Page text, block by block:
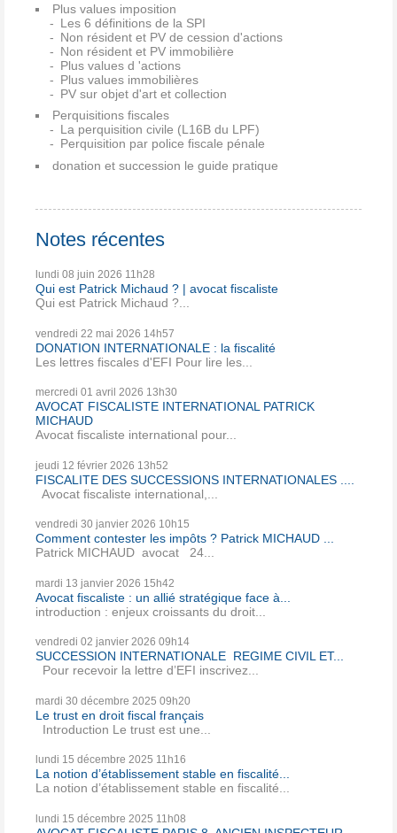
Plus values imposition
Les 6 définitions de la SPI
Non résident et PV de cession d'actions
Non résident et PV immobilière
Plus values d 'actions
Plus values immobilières
PV sur objet d'art et collection
Perquisitions fiscales
La perquisition civile (L16B du LPF)
Perquisition par police fiscale pénale
donation et succession le guide pratique
Notes récentes
lundi 08 juin 2026 11h28
Qui est Patrick Michaud ? | avocat fiscaliste
Qui est Patrick Michaud ?...
vendredi 22 mai 2026 14h57
DONATION INTERNATIONALE : la fiscalité
Les lettres fiscales d'EFI Pour lire les...
mercredi 01 avril 2026 13h30
AVOCAT FISCALISTE INTERNATIONAL PATRICK
MICHAUD
Avocat fiscaliste international pour...
jeudi 12 février 2026 13h52
FISCALITE DES SUCCESSIONS INTERNATIONALES ....
Avocat fiscaliste international,...
vendredi 30 janvier 2026 10h15
Comment contester les impôts ? Patrick MICHAUD ...
Patrick MICHAUD avocat 24...
mardi 13 janvier 2026 15h42
Avocat fiscaliste : un allié stratégique face à...
introduction : enjeux croissants du droit...
vendredi 02 janvier 2026 09h14
SUCCESSION INTERNATIONALE REGIME CIVIL ET...
Pour recevoir la lettre d’EFI inscrivez...
mardi 30 décembre 2025 09h20
Le trust en droit fiscal français
Introduction Le trust est une...
lundi 15 décembre 2025 11h16
La notion d’établissement stable en fiscalité...
La notion d’établissement stable en fiscalité...
lundi 15 décembre 2025 11h08